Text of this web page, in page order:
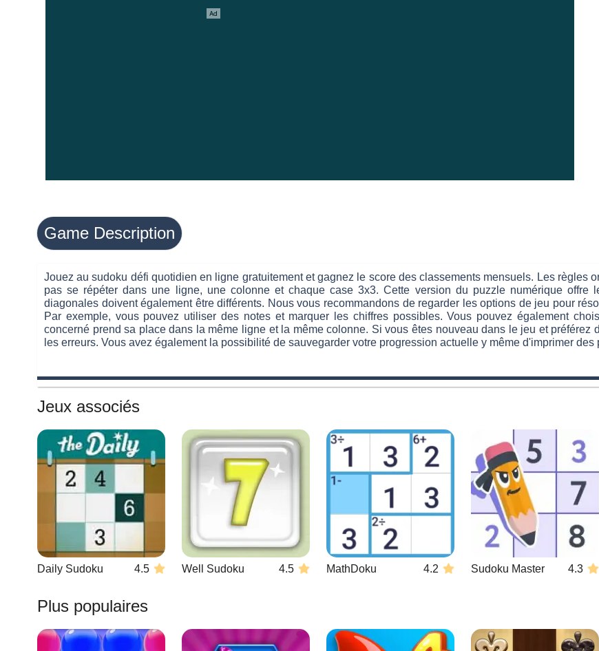
Game Description
Jouez au sudoku défi quotidien en ligne gratuitement et gagnez le score des classements mensuels. Les règles
pas se répéter dans une ligne, une colonne et chaque case 3x3. Cette version du puzzle numérique offre
diagonales doivent également être différents. Nous vous recommandons de regarder les options de jeu pour
Par exemple, vous pouvez utiliser des notes et marquer les chiffres possibles. Vous pouvez également
concerné prend sa place dans la même ligne et la même colonne. Si vous êtes nouveau dans le jeu et
les erreurs. Vous avez également la possibilité de sauvegarder votre progression actuelle y même d'imprimer
Jeux associés
Daily Sudoku 4.5 Well Sudoku 4.5 MathDoku 4.2 Sudoku Master 4.3
Plus populaires